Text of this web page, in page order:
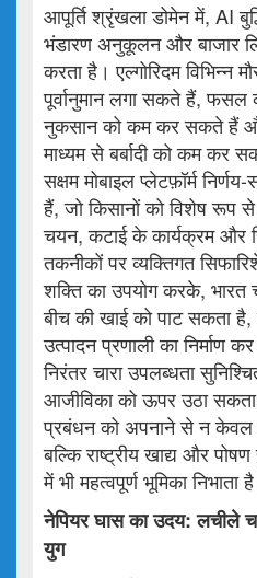
आपूर्ति श्रृंखला डोमेन में, AI
भंडारण अनुकूलन और बाजार
करता है। एल्गोरिदम विभिन्न
पूर्वानुमान लगा सकते हैं, फसल
नुकसान को कम कर सकते हैं
माध्यम से बर्बादी को कम कर
सक्षम मोबाइल प्लेटफ़ॉर्म
हैं, जो किसानों को विशेष रूप
चयन, कटाई के कार्यक्रम और
तकनीकों पर व्यक्तिगत
शक्ति का उपयोग करके, भारत
बीच की खाई को पाट सकता
उत्पादन प्रणाली का
निरंतर चारा उपलब्धता
आजीविका को ऊपर उठा
प्रबंधन को अपनाने से न केवल
बल्कि राष्ट्रीय खाद्य और पोषण
में भी महत्वपूर्ण भूमिका निभाता
नेपियरघासकाउदय:लचीले
युग